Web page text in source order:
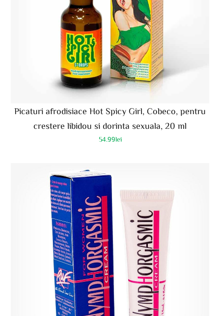
Picaturi afrodisiace Hot Spicy Girl, Cobeco, pentru
crestere libidou si dorinta sexuala, 20 ml
54.99lei